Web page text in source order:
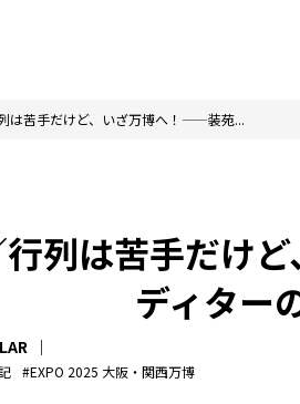
は苦手だけど、いざ万博へ！——装苑...
列は苦手だけ
ディター
#EXPO 2025 大阪・関西万博